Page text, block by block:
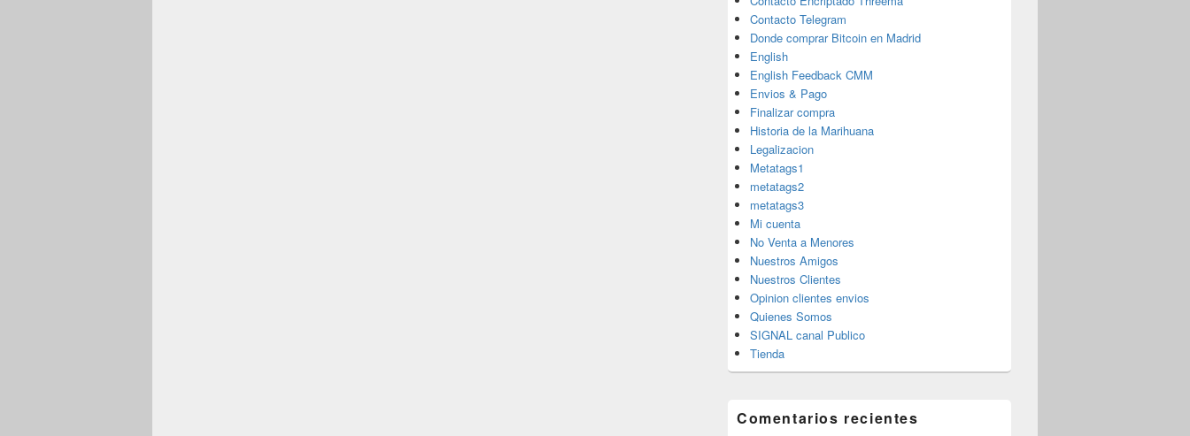
Contacto Telegram
Donde comprar Bitcoin en Madrid
English
English Feedback CMM
Envios & Pago
Finalizar compra
Historia de la Marihuana
Legalizacion
Metatags1
metatags2
metatags3
Mi cuenta
No Venta a Menores
Nuestros Amigos
Nuestros Clientes
Opinion clientes envios
Quienes Somos
SIGNAL canal Publico
Tienda
Comentarios recientes